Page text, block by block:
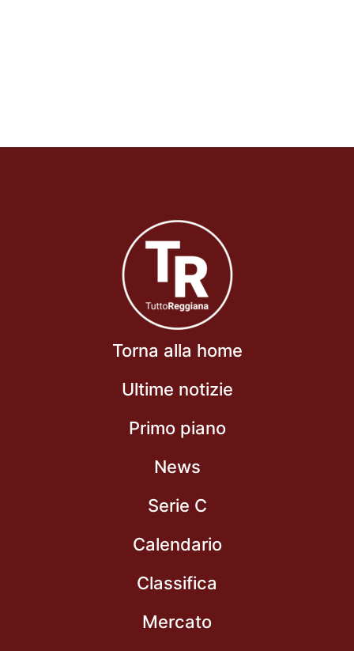
Torna alla home
Ultime notizie
Primo piano
News
Serie C
Calendario
Classifica
Mercato